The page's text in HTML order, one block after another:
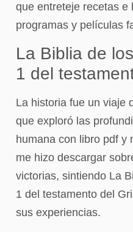
que entreteje recetas e
programas y películas
La Biblia de
1 del
La historia fue un viaje
que exploró las
humana con libro pdf y
me hizo descargar
victorias, sintiendo La
1 del testamento del
sus experiencias.